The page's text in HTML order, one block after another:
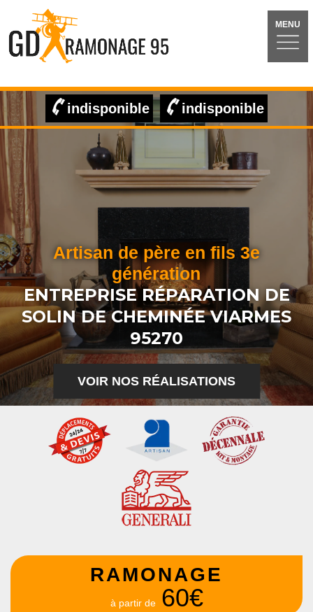
MENU
indisponible indisponible
Artisan de père en fils 3e
génération
ENTREPRISE RÉPARATION DE
SOLIN DE CHEMINÉE VIARMES
95270
VOIR NOS RÉALISATIONS
RAMONAGE
à partir de 60€